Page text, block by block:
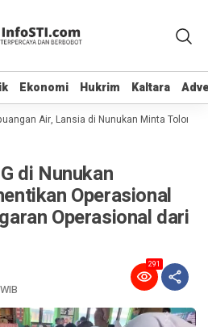
Ekonomi Hukrim Kaltara
Ekonomi Hukrim Kaltara
Air, Lansia di Nunukan Minta Tolong
di Nunukan
Operasional
Operasional dari
291